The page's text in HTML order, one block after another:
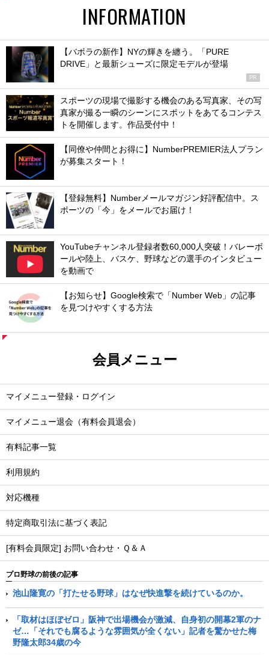
INFORMATION
【バボラの新作】NYの輝きを纏う。「PURE
DRIVE」と最新シューズに限定モデルが登場
PR
スポーツの現場で撮影する機会のある写真家、その写
真家が撮る一瞬のシーンにスポットをあてるコンテス
トを開催します。作品受付中！
【同僚や仲間とお得に】NumberPREMIER法人プラン
が募集スタート！
【登録無料】Numberメールマガジン好評配信中。ス
ポーツの「今」をメールでお届け！
YouTubeチャンネル登録者数60,000人突破！バレーボ
ールや陸上、バスケ、野球などの選手のインタビュー
を動画で
【お知らせ】Google検索で「Number Web」の記事
を見つけやすくする方法
会員メニュー
マイメニュー登録・ログイン
マイメニュー退会（有料会員退会）
有料記事一覧
利用規約
対応機種
特定商取引法に基づく表記
[有料会員限定] お問い合わせ・Ｑ＆Ａ
プロ野球の前後の記事
池山隆寛の「打たせる野球」はなぜ快進撃を続けているのか。
「取材はほぼゼロ」阪神で出場機会が激減、自身初の開幕2軍のナ
ゼ…「それでも腐るような雰囲気が全くない」記者を驚かせた梅
野隆太郎34歳の今